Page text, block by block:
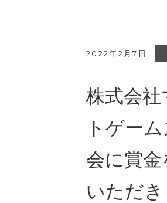
2022年2月7日
株式会
トゲー
会に賞
いただ